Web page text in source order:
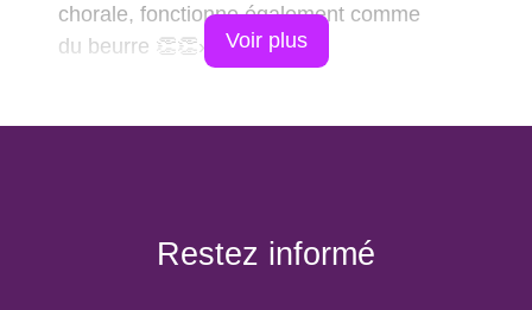
Voir plus
chorale, fonctionne également comme
du beurre 👏👏
aux listes de pratique, aux fichiers
Restez informé